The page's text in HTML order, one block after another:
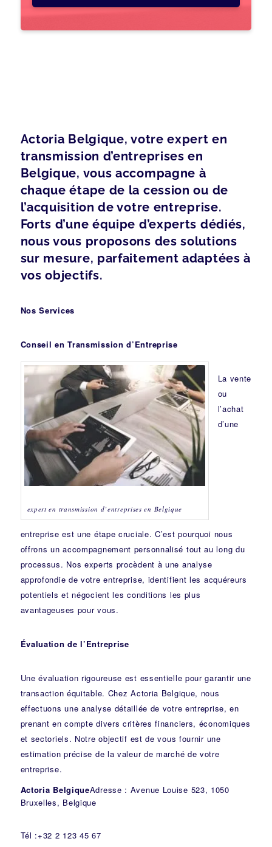
Actoria Belgique, votre expert en
transmission d’entreprises en
Belgique, vous accompagne à
chaque étape de la cession ou de
l’acquisition de votre entreprise.
Forts d’une équipe d’experts dédiés,
nous vous proposons des solutions
sur mesure, parfaitement adaptées à
vos objectifs.
Nos Services
Conseil en Transmission d’Entreprise
expert en transmission d’entreprises en Belgique
La vente
ou
l’achat
d’une
entreprise est une étape cruciale. C’est pourquoi nous
offrons un accompagnement personnalisé tout au long du
processus. Nos experts procèdent à une analyse
approfondie de votre entreprise, identifient les acquéreurs
potentiels et négocient les conditions les plus
avantageuses pour vous.
Évaluation de l’Entreprise
Une évaluation rigoureuse est essentielle pour garantir une
transaction équitable. Chez Actoria Belgique, nous
effectuons une analyse détaillée de votre entreprise, en
prenant en compte divers critères financiers, économiques
et sectoriels. Notre objectif est de vous fournir une
estimation précise de la valeur de marché de votre
entreprise.
Actoria BelgiqueAdresse : Avenue Louise 523, 1050
Bruxelles, Belgique
Tél :+32 2 123 45 67